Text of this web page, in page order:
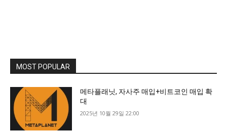
MOST POPULAR
메타플래닛, 자사주 매입+비트코인 매입 확
대
2025년 10월 29일 22:00